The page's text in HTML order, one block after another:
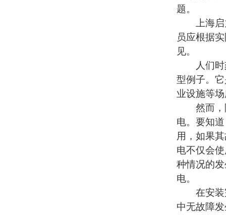
题。
上海启
员应根据
见。
人们时刻
型例子。
业设施等
然而，隔
电。要知
用，如果
电不仅会
种情况的
电。
在安装完
中无故障